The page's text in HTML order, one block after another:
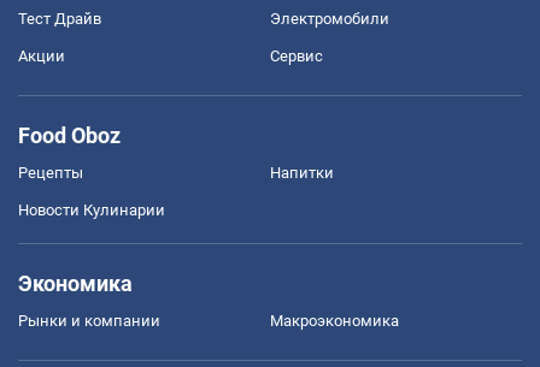
Тест Драйв Электромобили
Акции Сервис
Food Oboz
Рецепты Напитки
Новости Кулинарии
Экономика
Рынки и компании Mакроэкономика